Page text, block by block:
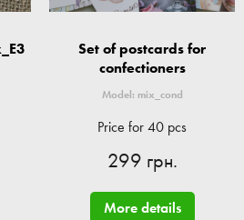
Set of postcards for
confectioners
Model: mix_cond
Price for 40 pcs
299 грн.
More details